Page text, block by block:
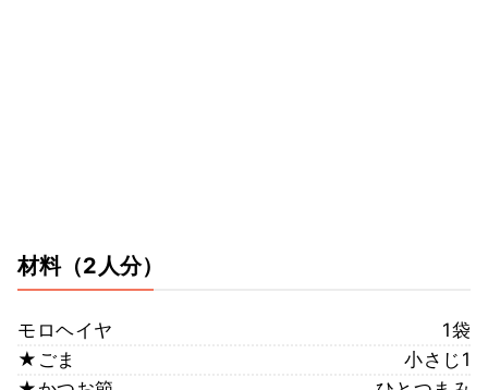
材料（2人分）
モロヘイヤ
1袋
★ごま
小さじ1